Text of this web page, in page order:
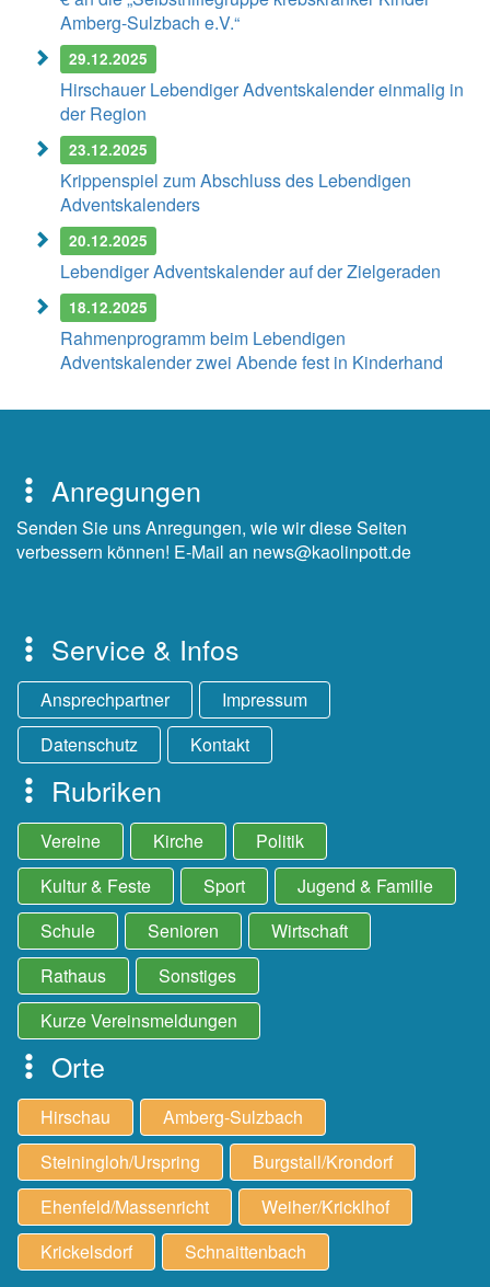
Amberg-Sulzbach e.V.“
29.12.2025
Hirschauer Lebendiger Adventskalender einmalig in
der Region
23.12.2025
Krippenspiel zum Abschluss des Lebendigen
Adventskalenders
20.12.2025
Lebendiger Adventskalender auf der Zielgeraden
18.12.2025
Rahmenprogramm beim Lebendigen
Adventskalender zwei Abende fest in Kinderhand
Anregungen
Senden Sie uns Anregungen, wie wir diese Seiten
verbessern können! E-Mail an news@kaolinpott.de
Service & Infos
Ansprechpartner
Impressum
Datenschutz
Kontakt
Rubriken
Vereine Kirche
Politik
Kultur & Feste
Sport
Jugend & Familie
Schule
Senioren
Wirtschaft
Rathaus
Sonstiges
Kurze Vereinsmeldungen
Orte
Hirschau
Amberg-Sulzbach
Steiningloh/Urspring
Burgstall/Krondorf
Ehenfeld/Massenricht
Weiher/Kricklhof
Krickelsdorf
Schnaittenbach